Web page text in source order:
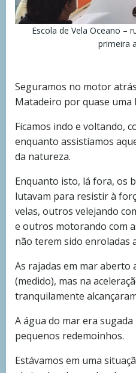
Escola de Vela Oceano –
primeira
Seguramos no motor
Matadeiro por quase uma
Ficamos indo e voltando,
enquanto assistíamos
da natureza.
Enquanto isto, lá fora, os
lutavam para resistir à
velas, outros velejando
e outros motorando com
não terem sido enroladas
As rajadas em mar aberto
(medido), mas na
tranquilamente
A água do mar era
pequenos redemoinhos.
Estávamos em uma